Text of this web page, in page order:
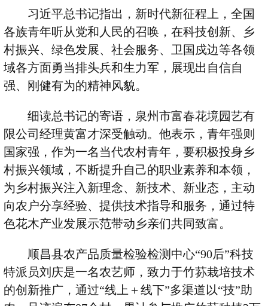
习近平总书记指出，新时代新征程上，全国
各族青年听从党和人民的召唤，在科技创新、乡
村振兴、绿色发展、社会服务、卫国戍边等各领
域各方面勇当排头兵和生力军，展现出自信自
强、刚健有为的精神风貌。
细读总书记的寄语，泉州市富春花境园艺有
限公司经理黄富才深受触动。他表示，青年强则
国家强，作为一名当代农村青年，要积极投身乡
村振兴领域，不断提升自己的职业素养和本领，
为乡村振兴注入新理念、新技术、新业态，主动
向农户分享经验、提供技术指导和服务，通过特
色花木产业发展示范带动乡亲们共同致富。
顺昌县农产品质量检验检测中心“90后”科技
特派员刘庆是一名农艺师，致力于竹荪栽培技术
的创新推广，通过“线上＋线下”多渠道以“技”助